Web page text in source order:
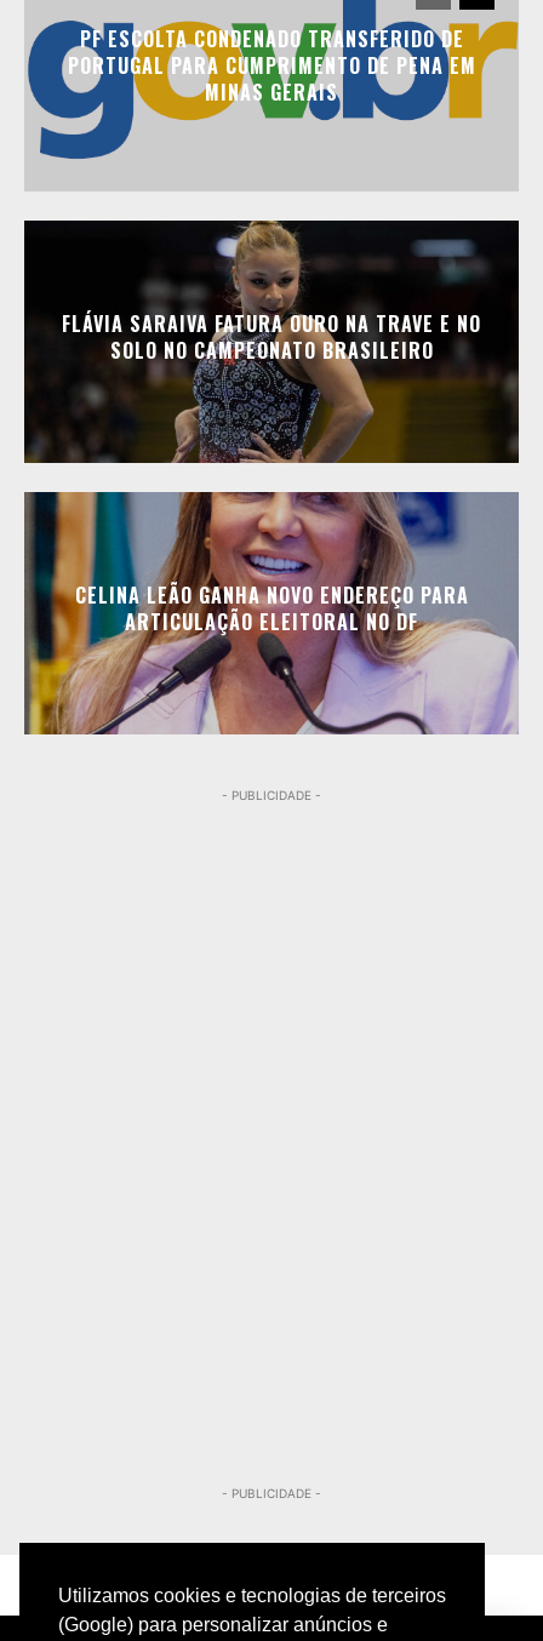
Utilizamos cookies e tecnologias de terceiros
(Google) para personalizar anúncios e
PF ESCOLTA CONDENADO TRANSFERIDO DE
PORTUGAL PARA CUMPRIMENTO DE PENA EM
MINAS GERAIS
FLÁVIA SARAIVA FATURA OURO NA TRAVE E NO
SOLO NO CAMPEONATO BRASILEIRO
CELINA LEÃO GANHA NOVO ENDEREÇO PARA
ARTICULAÇÃO ELEITORAL NO DF
- PUBLICIDADE -
- PUBLICIDADE -